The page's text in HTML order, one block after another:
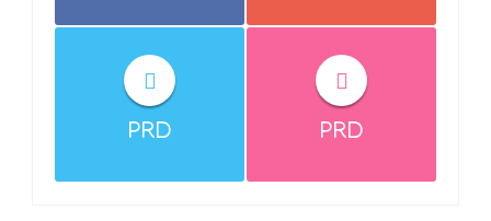
PRD PRD